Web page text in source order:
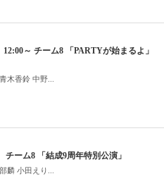
12:00～ チーム8 「PARTYが始まるよ」
木香鈴 中野...
チーム8 「結成9周年特別公演」
麟 小田えり...